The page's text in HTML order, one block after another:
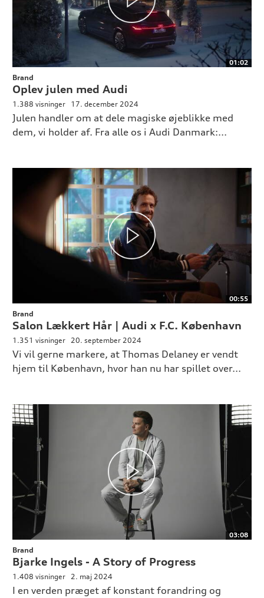
01:02
Brand
Oplev julen med Audi
1.388 visninger 17. december 2024
Julen handler om at dele magiske øjeblikke med
dem, vi holder af. Fra alle os i Audi Danmark:...
00:55
Brand
Salon Lækkert Hår | Audi x F.C. København
1.351 visninger 20. september 2024
Vi vil gerne markere, at Thomas Delaney er vendt
hjem til København, hvor han nu har spillet over...
03:08
Brand
Bjarke Ingels - A Story of Progress
1.408 visninger 2. maj 2024
I en verden præget af konstant forandring og